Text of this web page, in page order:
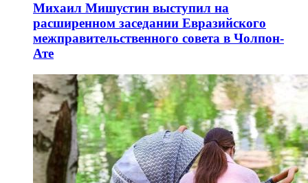
Михаил Мишустин выступил на
расширенном заседании Евразийского
межправительственного совета в Чолпон-
Ате